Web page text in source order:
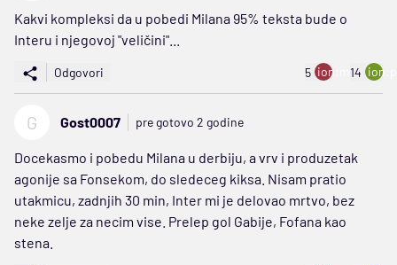
Kakvi kompleksi da u pobedi Milana 95% teksta bude o
Interu i njegovoj "veličini"...
Odgovori 5 ion:minus
14
G Gost0007 pre gotovo 2 godine
Docekasmo i pobedu Milana u derbiju, a vrv i produzetak
agonije sa Fonsekom, do sledeceg kiksa. Nisam pratio
utakmicu, zadnjih 30 min, Inter mi je delovao mrtvo, bez
neke zelje za necim vise. Prelep gol Gabije, Fofana kao
stena.